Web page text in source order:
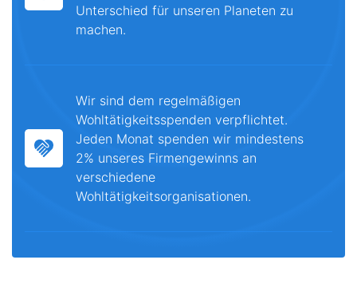
Unterschied für unseren Planeten zu
machen.
Wir sind dem regelmäßigen
Wohltätigkeitsspenden verpflichtet.
Jeden Monat spenden wir mindestens
2% unseres Firmengewinns an
verschiedene
Wohltätigkeitsorganisationen.